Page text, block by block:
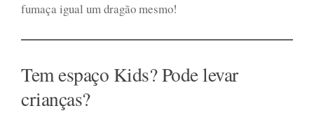
fumaça igual um dragão mesmo!
Tem espaço Kids? Pode levar
crianças?